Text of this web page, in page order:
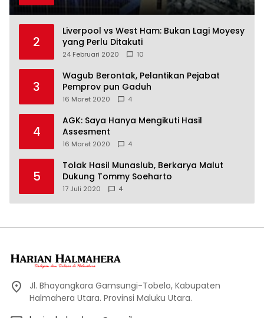
2
Liverpool vs West Ham: Bukan Lagi Moyesy
yang Perlu Ditakuti
24 Februari 2020 10
3
Wagub Berontak, Pelantikan Pejabat
Pemprov pun Gaduh
16 Maret 2020 4
4
AGK: Saya Hanya Mengikuti Hasil
Assesment
16 Maret 2020 4
5
Tolak Hasil Munaslub, Berkarya Malut
Dukung Tommy Soeharto
17 Juli 2020 4
Jl. Bhayangkara Gamsungi-Tobelo, Kabupaten
Halmahera Utara. Provinsi Maluku Utara.